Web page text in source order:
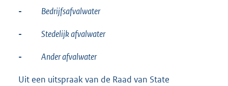
- Bedrijfsafvalwater
- Stedelijk afvalwater
- Ander afvalwater
Uit een uitspraak van de Raad van State